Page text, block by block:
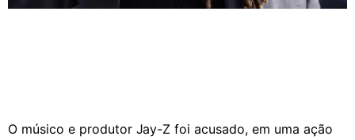
O músico e produtor Jay-Z foi acusado, em uma ação